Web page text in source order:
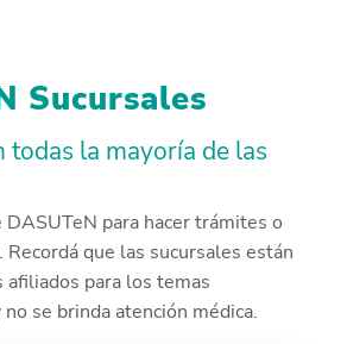
Sucursales
todas la mayoría de las
DASUTeN para hacer trámites o
que las sucursales están
afiliados para los temas
se brinda atención médica.